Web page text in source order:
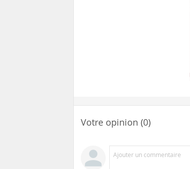
Votre opinion (0)
Ajouter un commentaire